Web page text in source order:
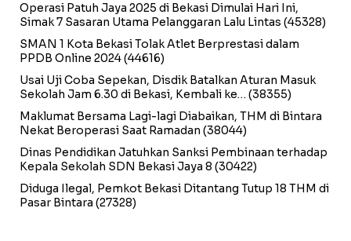
Operasi Patuh Jaya 2025 di Bekasi Dimulai Hari Ini,
Simak 7 Sasaran Utama Pelanggaran Lalu Lintas (45328)
SMAN 1 Kota Bekasi Tolak Atlet Berprestasi dalam
PPDB Online 2024(44616)
Usai Uji Coba Sepekan, Disdik Batalkan Aturan Masuk
Sekolah Jam 6.30 di Bekasi, Kembali ke… (38355)
Maklumat Bersama Lagi-lagi Diabaikan, THM di Bintara
Nekat Beroperasi Saat Ramadan (38044)
Dinas Pendidikan Jatuhkan Sanksi Pembinaan terhadap
Kepala Sekolah SDN Bekasi Jaya 8 (30422)
Diduga Ilegal, Pemkot Bekasi Ditantang Tutup 18 THM di
Pasar Bintara (27328)